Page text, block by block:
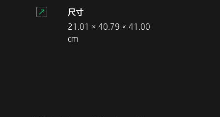
尺寸
21.01 × 40.79 × 41.00
cm